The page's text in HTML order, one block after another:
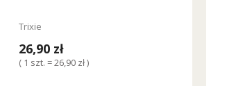
Trixie
26,90 zł
( 1 szt. = 26,90 zł )